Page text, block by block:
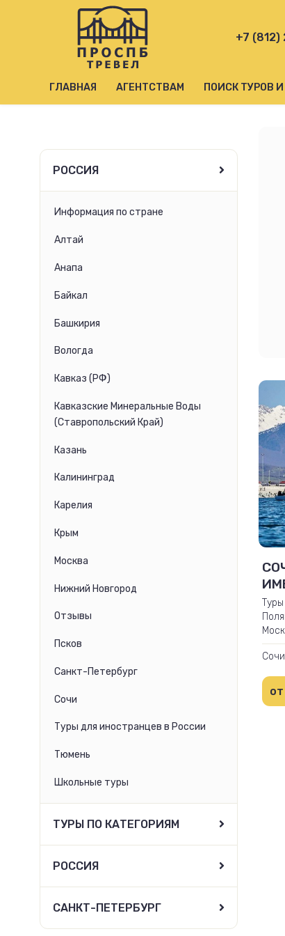
+7
ГЛАВНАЯ АГЕНТСТВАМ ПОИСК ТУРОВ
РОССИЯ
Информация по стране
Алтай
Анапа
Байкал
Башкирия
Вологда
Кавказ (РФ)
Кавказские Минеральные Воды
(Ставропольский Край)
Казань
Калининград
Карелия
Крым
Москва
Нижний Новгород
Отзывы
Псков
Санкт-Петербург
Сочи
Туры для иностранцев в России
Тюмень
Школьные туры
ТУРЫ ПО КАТЕГОРИЯМ
РОССИЯ
САНКТ-ПЕТЕРБУРГ